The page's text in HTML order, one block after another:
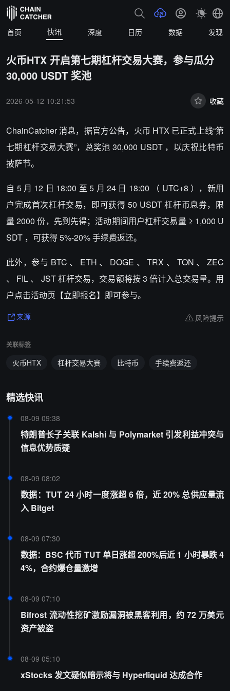
首页 快讯 深度 日历 数据 发现
火币HTX 开启第七期杠杆交易大赛，参与瓜分
30,000 USDT 奖池
2026-05-12 10:21:53 收藏
ChainCatcher消息，据官方公告，火币 HTX 已正式上线“第
七期杠杆交易大赛”，总奖池30,000 USDT，以庆祝比特币
披萨节。
自 5月 12 日 18:00 至5 月24 日 18:00 （ UTC+8 ），新用
户完成首次杠杆交易，即可获得50 USDT杠杆币息券，限
量2000 份，先到先得；活动期间用户杠杆交易量 ≥ 1,000 U
SDT ，可获得5%-20%手续费返还。
此外，参与 BTC 、 ETH 、 DOGE 、TRX 、 TON 、ZEC
、 FIL 、 JST杠杆交易，交易额将按3 倍计入总交易量。用
户点击活动页【立即报名】即可参与。
来源 风险提示
关联标签
火币HTX 杠杆交易大赛 比特币 手续费返还
精选快讯
08-09 09:38
特朗普长子关联 Kalshi 与 Polymarket 引发利益冲突与
信息优势质疑
08-09 08:02
数据：TUT 24 小时一度涨超 6 倍，近 20% 总供应量流
入 Bitget
08-09 07:30
数据：BSC 代币 TUT 单日涨超 200%后近 1 小时暴跌 4
4%，合约爆仓量激增
08-09 07:10
Bifrost 流动性挖矿激励漏洞被黑客利用，约 72 万美元
资产被盗
08-09 05:10
xStocks 发文疑似暗示将与 Hyperliquid 达成合作